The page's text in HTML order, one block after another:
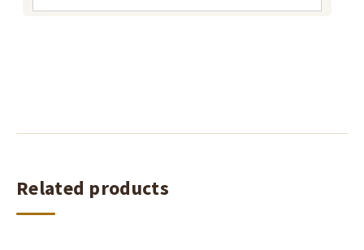
Related products